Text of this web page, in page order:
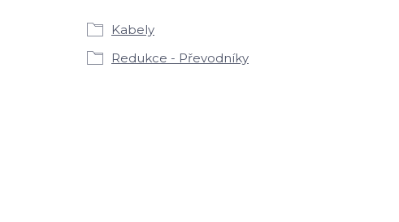
Kabely
Redukce - Převodníky